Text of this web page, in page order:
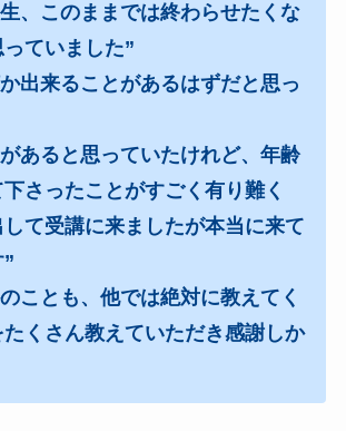
、このままでは終わらせたくな
ていました”
出来ることがあるはずだと思っ
あると思っていたけれど、年齢
さったことがすごく有り難く
て受講に来ましたが本当に来て
ことも、他では絶対に教えてく
くさん教えていただき感謝しか